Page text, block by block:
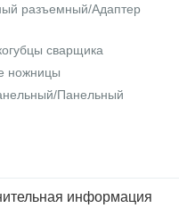
разъемный/Адаптер
сварщика
ножницы
Панельный
информация